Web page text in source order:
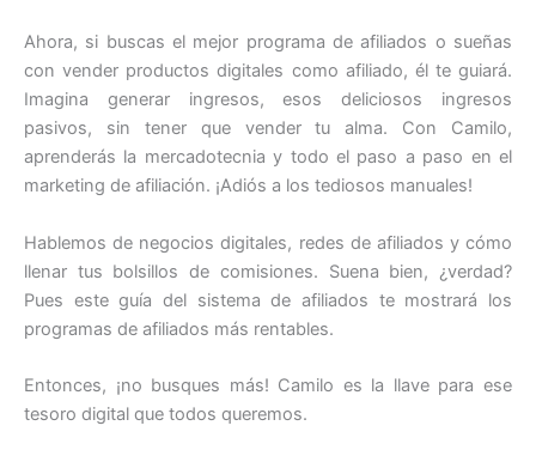
Ahora, si buscas el mejor programa de afiliados o sueñas
con vender productos digitales como afiliado, él te guiará.
Imagina generar ingresos, esos deliciosos ingresos
pasivos, sin tener que vender tu alma. Con Camilo,
aprenderás la mercadotecnia y todo el paso a paso en el
marketing de afiliación. ¡Adiós a los tediosos manuales!
Hablemos de negocios digitales, redes de afiliados y cómo
llenar tus bolsillos de comisiones. Suena bien, ¿verdad?
Pues este guía del sistema de afiliados te mostrará los
programas de afiliados más rentables.
Entonces, ¡no busques más! Camilo es la llave para ese
tesoro digital que todos queremos.